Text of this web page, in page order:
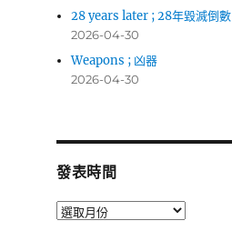
28 years later ; 28年毀滅倒數
2026-04-30
Weapons ; 凶器
2026-04-30
發表時間
發